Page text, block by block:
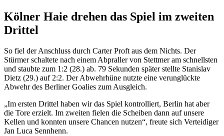
Kölner Haie drehen das Spiel im zweiten
Drittel
So fiel der Anschluss durch Carter Proft aus dem Nichts. Der
Stürmer schaltete nach einem Abpraller von Stettmer am schnellsten
und staubte zum 1:2 (28.) ab. 79 Sekunden später stellte Stanislav
Dietz (29.) auf 2:2. Der Abwehrhüne nutzte eine verunglückte
Abwehr des Berliner Goalies zum Ausgleich.
„Im ersten Drittel haben wir das Spiel kontrolliert, Berlin hat aber
die Tore erzielt. Im zweiten fielen die Scheiben dann auf unsere
Kellen und konnten unsere Chancen nutzen“, freute sich Verteidiger
Jan Luca Sennhenn.